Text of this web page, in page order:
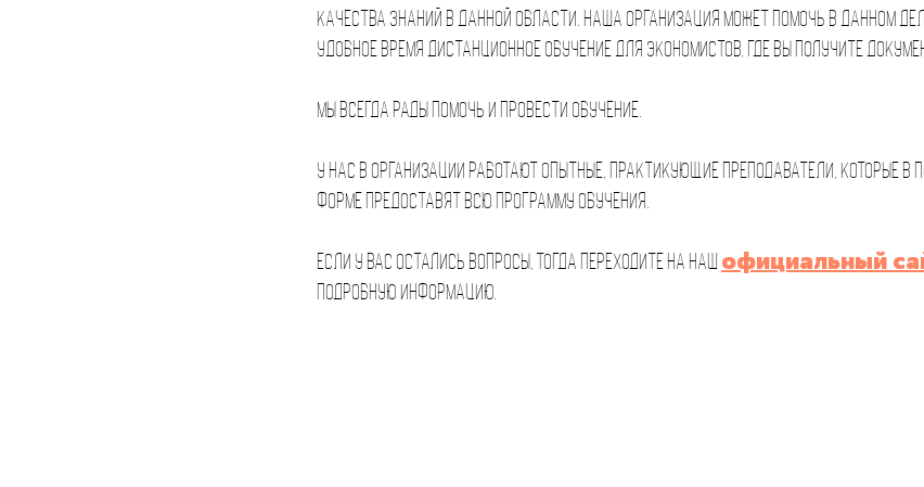
качества знаний в данной области. Наша организация может помочь в данном
удобное время дистанционное обучение для экономистов, где вы получите
Мы всегда рады помочь и провести обучение.
У нас в организации работают опытные, практикующие преподаватели, которые в
форме предоставят всю программу обучения.
Если у вас остались вопросы, тогда переходите на наш официальный
подробную информацию.